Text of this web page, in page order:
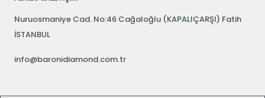
Nuruosmaniye Cad. No:46 Cağaloğlu (KAPALIÇARŞI) Fatih
İSTANBUL
info@baronidiamond.com.tr